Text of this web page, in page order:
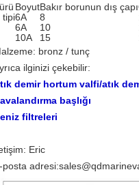
BoyutBakır borunun dış çapı
tipi6A 8
6A
10
10A
15
bronz / tunç
ilginizi çekebilir:
demir hortum valfi/atık
başlığı
filtreleri
Eric
posta adresi: